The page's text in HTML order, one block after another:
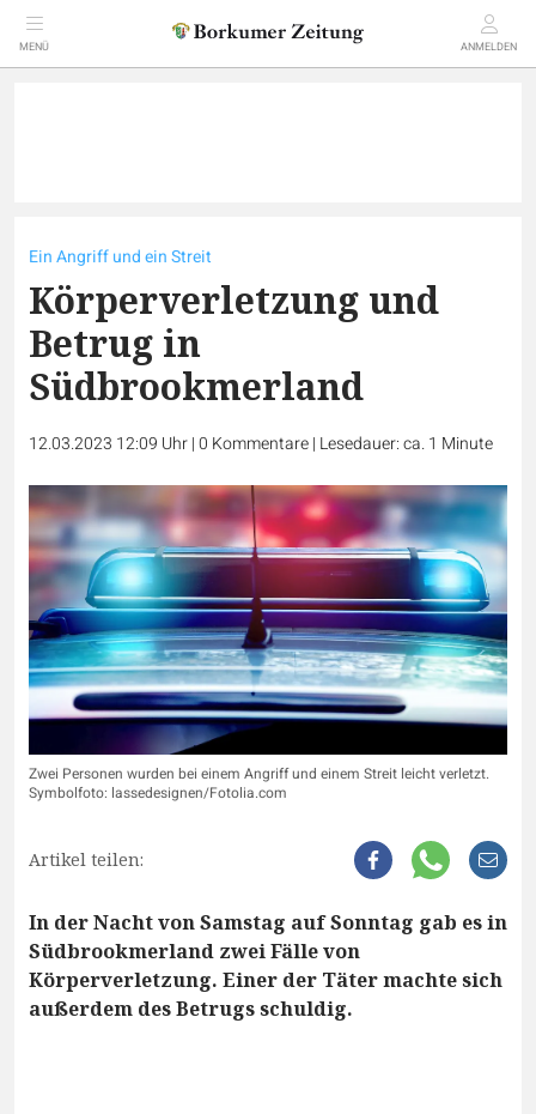
MENÜ ANMELDEN
Ein Angriff und ein Streit
Körperverletzung und
Betrug in
Südbrookmerland
12.03.2023 12:09 Uhr|0 Kommentare| Lesedauer: ca. 1 Minute
Zwei Personen wurden bei einem Angriff und einem Streit leicht verletzt.
Symbolfoto: lassedesignen/Fotolia.com
Artikel teilen:
In der Nacht von Samstag auf Sonntag gab es in
Südbrookmerland zwei Fälle von
Körperverletzung. Einer der Täter machte sich
außerdem des Betrugs schuldig.